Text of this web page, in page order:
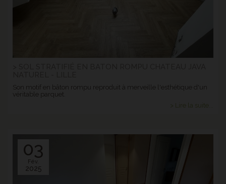
Son motif en bâton rompu reproduit à merveille l'esthétique d'un
véritable parquet.
> Lire la suite...
03
Fév.
2025